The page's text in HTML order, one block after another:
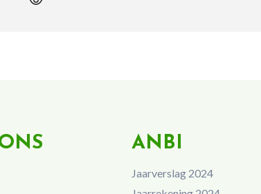
ANBI
Jaarverslag 2024